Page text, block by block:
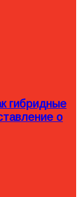
гибридные
о